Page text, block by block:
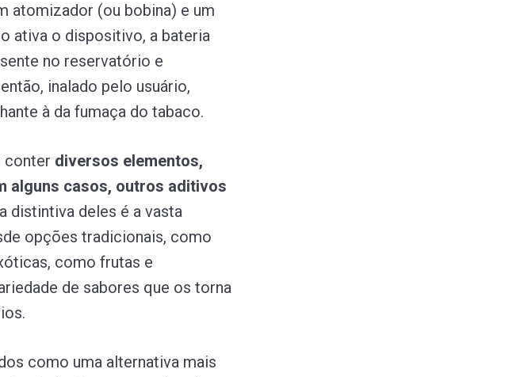
atomizador (ou bobina) e um
ativa o dispositivo, a bateria
no reservatório e
inalado pelo usuário,
à da fumaça do tabaco.
conter diversos elementos,
alguns casos, outros aditivos
distintiva deles é a vasta
opções tradicionais, como
como frutas e
de sabores que os torna
como uma alternativa mais